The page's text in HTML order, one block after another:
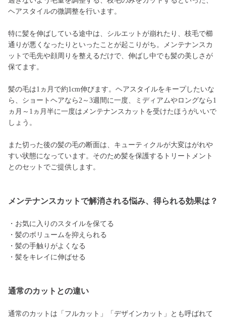
ヘアスタイルの微調整を行います。
特に髪を伸ばしている途中は、シルエットが崩れたり、枝毛で櫛
通りが悪くなったりといったことが起こりがち。メンテナンスカ
ットで毛先や顔周りを整えるだけで、伸ばし中でも髪の美しさが
保てます。
髪の毛は1ヵ月で約1cm伸びます。ヘアスタイルをキープしたいな
ら、ショートヘアなら2～3週間に一度、ミディアムやロングなら1
ヵ月～1ヵ月半に一度はメンテナンスカットを受けたほうがいいで
しょう。
また切った後の髪の毛の断面は、キューティクルが大変はがれや
すい状態になっています。そのため髪を保護するトリートメント
とのセットでご提供します。
メンテナンスカットで解消される悩み、得られる効果は？
・お気に入りのスタイルを保てる
・髪のボリュームを抑えられる
・髪の手触りがよくなる
・髪をキレイに伸ばせる
通常のカットとの違い
通常のカットは「フルカット」「デザインカット」とも呼ばれて